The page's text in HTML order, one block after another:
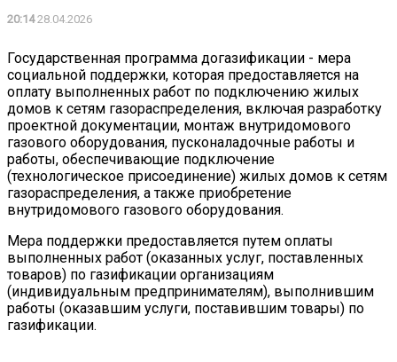
20:1428.04.2026
Государственная программа догазификации - мера
социальной поддержки, которая предоставляется на
оплату выполненных работ по подключению жилых
домов к сетям газораспределения, включая разработку
проектной документации, монтаж внутридомового
газового оборудования, пусконаладочные работы и
работы, обеспечивающие подключение
(технологическое присоединение) жилых домов к сетям
газораспределения, а также приобретение
внутридомового газового оборудования.
Мера поддержки предоставляется путем оплаты
выполненных работ (оказанных услуг, поставленных
товаров) по газификации организациям
(индивидуальным предпринимателям), выполнившим
работы (оказавшим услуги, поставившим товары) по
газификации.